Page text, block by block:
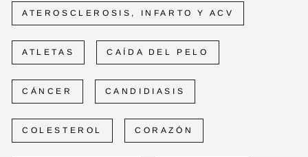
ATEROSCLEROSIS, INFARTO Y ACV
ATLETAS CAÍDA DEL PELO
CÁNCER CANDIDIASIS
COLESTEROL CORAZÓN